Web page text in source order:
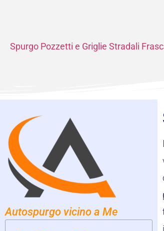
Spurgo Pozzetti e Griglie Stradali
Autospurgo vicino a Me